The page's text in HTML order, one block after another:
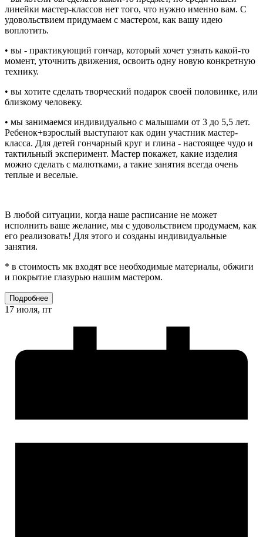
линейки мастер-классов нет того, что нужно именно вам. С
удовольствием придумаем с мастером, как вашу идею
воплотить.
• вы - практикующий гончар, который хочет узнать какой-то
момент, уточнить движения, освоить одну новую конкретную
технику.
• вы хотите сделать творческий подарок своей половинке, или
близкому человеку.
• мы занимаемся индивидуально с малышами от 3 до 5,5 лет.
Ребенок+взрослый выступают как один участник мастер-
класса. Для детей гончарный круг и глина - настоящее чудо и
тактильный эксперимент. Мастер покажет, какие изделия
можно сделать с малютками, а такие занятия всегда очень
теплые и веселые.
В любой ситуации, когда наше расписание не может
исполнить ваше желание, мы с удовольствием продумаем, как
его реализовать! Для этого и созданы индивидуальные
занятия.
* в стоимость мк входят все необходимые материалы, обжиги
и покрытие глазурью нашим мастером.
Подробнее
17 июля, пт